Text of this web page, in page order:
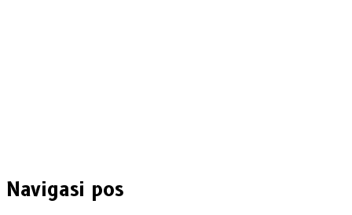
Navigasi pos